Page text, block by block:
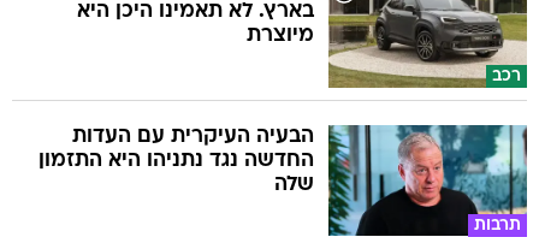
רכב
בארץ. לא תאמינו היכן היא
מיוצרת
תרבות
הבעיה העיקרית עם העדות
החדשה נגד נתניהו היא התזמון
שלה